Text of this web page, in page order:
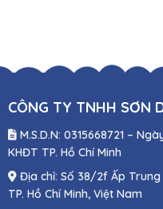
CÔNG TY TNHH SƠN
M.S.D.N: 0315668721 –
KHĐT TP. Hồ Chí Minh
Địa chỉ: Số 38/2f Ấp Trung
TP. Hồ Chí Minh, Việt Nam